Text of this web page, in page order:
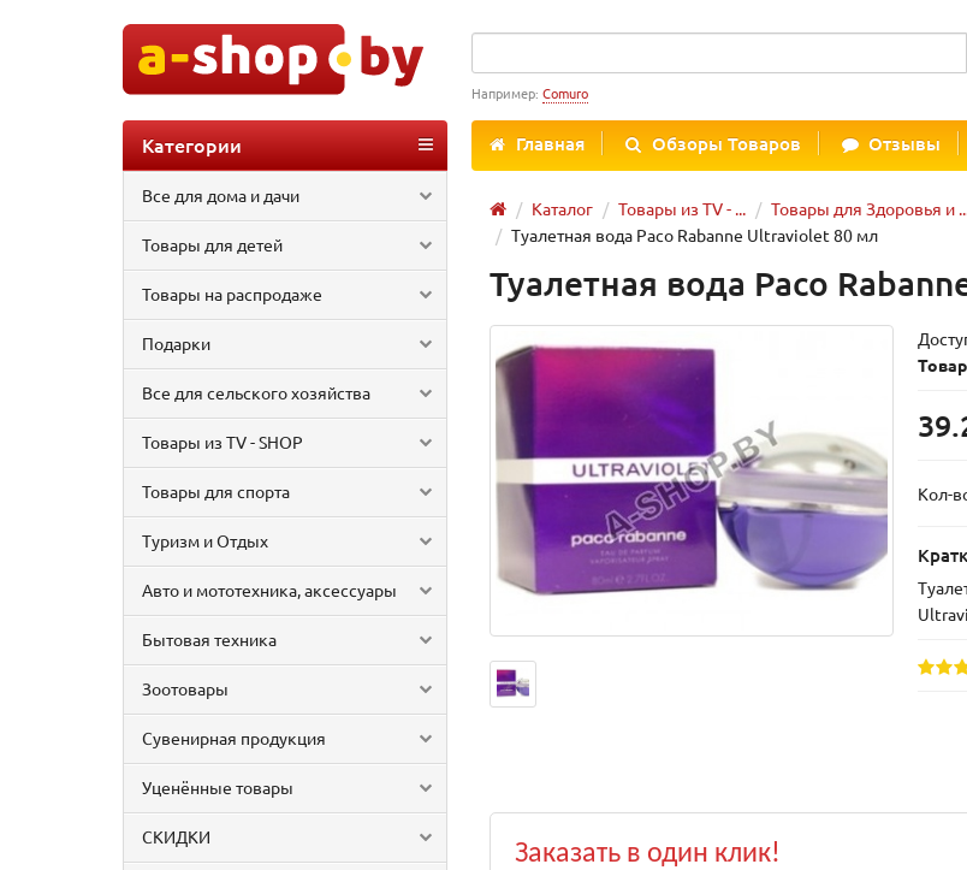
Например: Comuro
Главная Обзоры Товаров Отзывы
Категории
Все для дома и дачи
Товары для детей
Товары на распродаже
Подарки
Все для сельского хозяйства
Товары из TV - SHOP
Товары для спорта
Туризм и Отдых
Авто и мототехника, аксессуары
Бытовая техника
Зоотовары
Сувенирная продукция
Уценённые товары
СКИДКИ
Каталог Товары из TV - ... Товары для Здоровья и
Туалетная вода Paco Rabanne Ultraviolet 80 мл
Туалетная вода Paco
Кол-
Заказать в один клик!